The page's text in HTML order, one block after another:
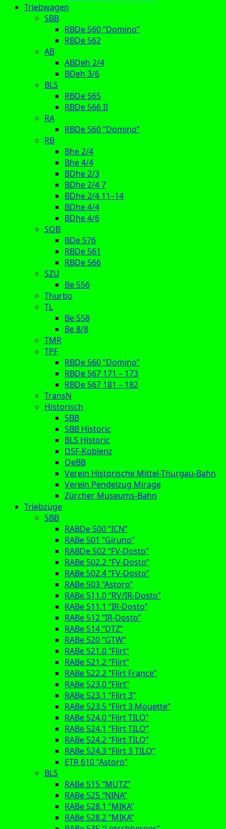
Triebwagen
SBB
RBDe 560 “Domino”
RBDe 562
AB
ABDeh 2/4
BDeh 3/6
BLS
RBDe 565
RBDe 566 II
RA
RBDe 560 “Domino”
RB
Bhe 2/4
Bhe 4/4
BDhe 2/3
BDhe 2/4 7
BDhe 2/4 11–14
BDhe 4/4
BDhe 4/6
SOB
BDe 576
RBDe 561
RBDe 566
SZU
Be 556
Thurbo
TL
Be 558
Be 8/8
TMR
TPF
RBDe 560 “Domino”
RBDe 567 171 – 173
RBDe 567 181 – 182
TransN
Historisch
SBB
SBB Historic
BLS Historic
DSF-Koblenz
OeBB
Verein Historische Mittel-Thurgau-Bahn
Verein Pendelzug Mirage
Zürcher Museums-Bahn
Triebzüge
SBB
RABDe 500 “ICN”
RABe 501 “Giruno”
RABDe 502 “FV-Dosto”
RABe 502.2 “FV-Dosto”
RABe 502.4 “FV-Dosto”
RABe 503 “Astoro”
RABe 511.0 “RV/IR-Dosto”
RABe 511.1 “IR-Dosto”
RABe 512 “IR-Dosto”
RABe 514 “DTZ”
RABe 520 “GTW”
RABe 521.0 “Flirt”
RABe 521.2 “Flirt”
RABe 522.2 “Flirt France”
RABe 523.0 “Flirt”
RABe 523.1 “Flirt 3”
RABe 523.5 “Flirt 3 Mouette”
RABe 524.0 “Flirt TILO”
RABe 524.1 “Flirt TILO”
RABe 524.2 “Flirt TILO”
RABe 524.3 “Flirt 3 TILO”
ETR 610 “Astoro”
BLS
RABe 515 “MUTZ”
RABe 525 “NINA”
RABe 528.1 “MIKA”
RABe 528.2 “MIKA”